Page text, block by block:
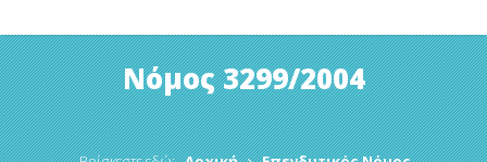
Νόμος 3299/2004